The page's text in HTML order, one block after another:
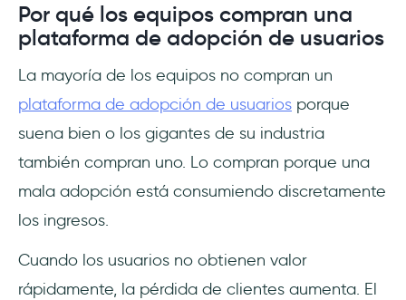
Por qué los equipos compran una
plataforma de adopción de usuarios
La mayoría de los equipos no compran un
plataforma de adopción de usuarios porque
suena bien o los gigantes de su industria
también compran uno. Lo compran porque una
mala adopción está consumiendo discretamente
los ingresos.
Cuando los usuarios no obtienen valor
rápidamente, la pérdida de clientes aumenta. El